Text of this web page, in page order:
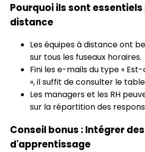
Pourquoi ils sont essentiels
distance
Les équipes à distance ont
sur tous les fuseaux horaires.
Fini les e-mails du type «
», il suffit de consulter le
Les managers et les RH
sur la répartition des
Conseil bonus : Intégrer
d'apprentissage